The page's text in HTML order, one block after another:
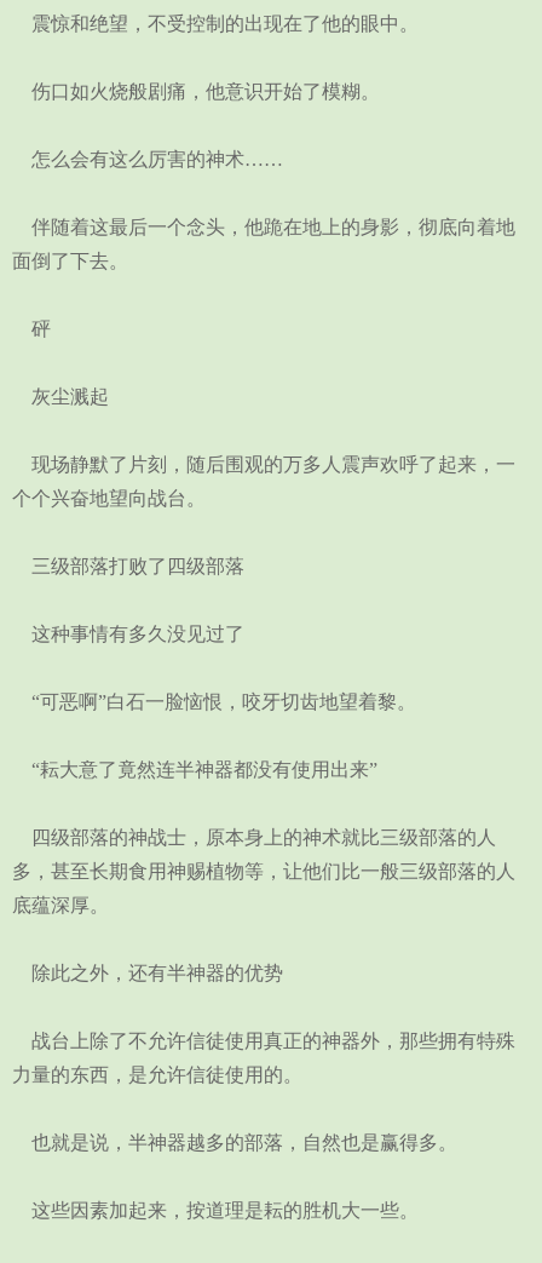
震惊和绝望，不受控制的出现在了他的眼中。
伤口如火烧般剧痛，他意识开始了模糊。
怎么会有这么厉害的神术……
伴随着这最后一个念头，他跪在地上的身影，彻底向着地
面倒了下去。
砰
灰尘溅起
现场静默了片刻，随后围观的万多人震声欢呼了起来，一
个个兴奋地望向战台。
三级部落打败了四级部落
这种事情有多久没见过了
“可恶啊”白石一脸恼恨，咬牙切齿地望着黎。
“耘大意了竟然连半神器都没有使用出来”
四级部落的神战士，原本身上的神术就比三级部落的人
多，甚至长期食用神赐植物等，让他们比一般三级部落的人
底蕴深厚。
除此之外，还有半神器的优势
战台上除了不允许信徒使用真正的神器外，那些拥有特殊
力量的东西，是允许信徒使用的。
也就是说，半神器越多的部落，自然也是赢得多。
这些因素加起来，按道理是耘的胜机大一些。